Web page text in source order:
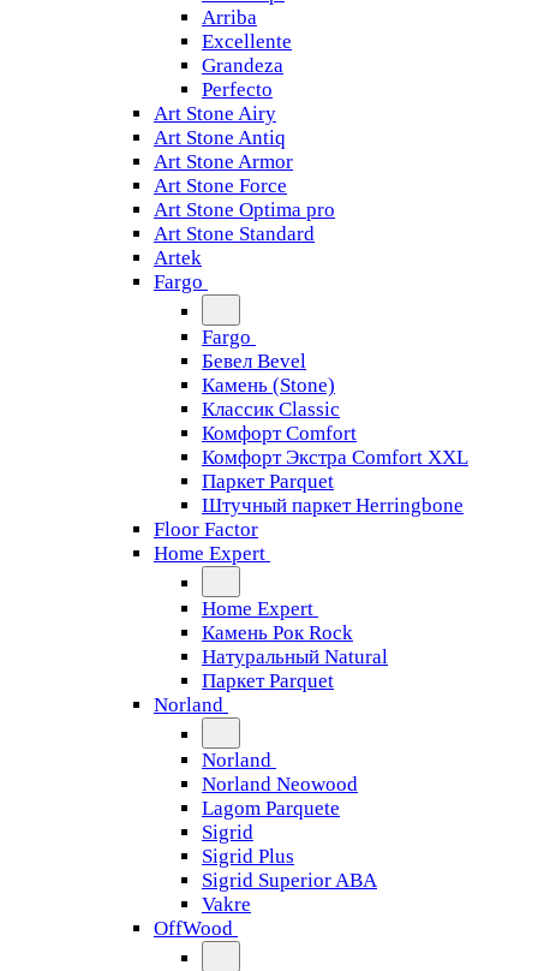
Arriba
Excellente
Grandeza
Perfecto
Art Stone Airy
Art Stone Antiq
Art Stone Armor
Art Stone Force
Art Stone Optima pro
Art Stone Standard
Artek
Fargo
Fargo
Бевел Bevel
Камень (Stone)
Классик Classic
Комфорт Comfort
Комфорт Экстра Comfort XXL
Паркет Parquet
Штучный паркет Herringbone
Floor Factor
Home Expert
Home Expert
Камень Рок Rock
Натуральный Natural
Паркет Parquet
Norland
Norland
Norland Neowood
Lagom Parquete
Sigrid
Sigrid Plus
Sigrid Superior ABA
Vakre
OffWood